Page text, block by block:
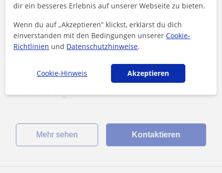
Hannover, Landeshauptstadt, H...
Deutsch als Fremdsprache
Ich biete privaten DAF Unterricht seit
abgeschlossenes DAF Studium
Mein name ist Anna-Lena und ich unterrichte seit vielen
Jahren schon DAF. Ich war dafür im Ausland und auch in
Deutschland tätig. Mit meine...
Mehr sehen Kontaktieren
dir ein besseres Erlebnis auf unserer Webseite zu bieten.
Wenn du auf „Akzeptieren” klickst, erklärst du dich
einverstanden mit den Bedingungen unsererCookie-
Richtlinien und Datenschutzhinweise.
Cookie-Hinweis Akzeptieren